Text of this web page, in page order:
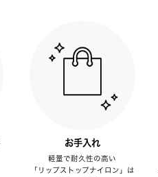
お手入れ
軽量で耐久性の高い
「リップストップナイロン」は